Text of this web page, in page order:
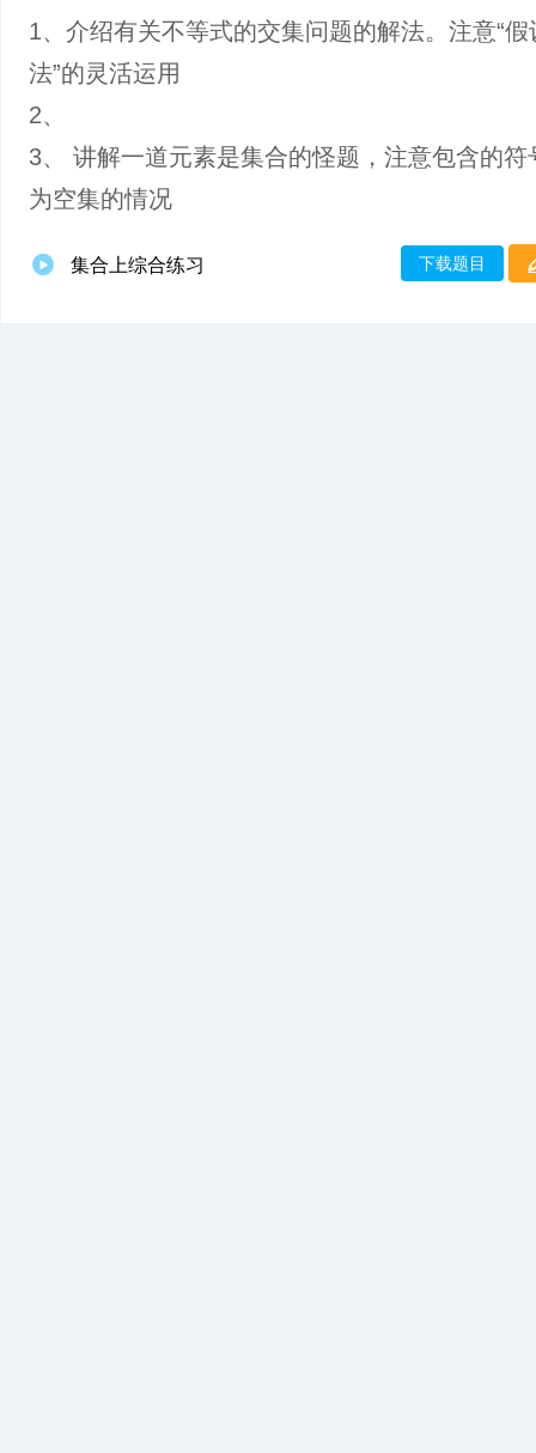
1、介绍有关不等式的交集问题的解法。注意“
法”的灵活运用
2、
3、 讲解一道元素是集合的怪题，注意包含的符
为空集的情况
集合上综合练习 下载题目